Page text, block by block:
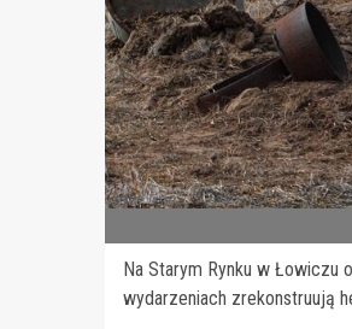
Na Starym Rynku w Łowiczu
wydarzeniach zrekonstruują